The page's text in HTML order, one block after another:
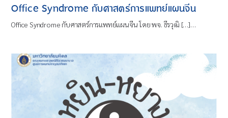
Office Syndrome กับศาสตร์การแพทย์แผนจีน
Office Syndrome กับศาสตร์การแพทย์แผนจีน โดย พจ. ธีรวุฒิ […]…